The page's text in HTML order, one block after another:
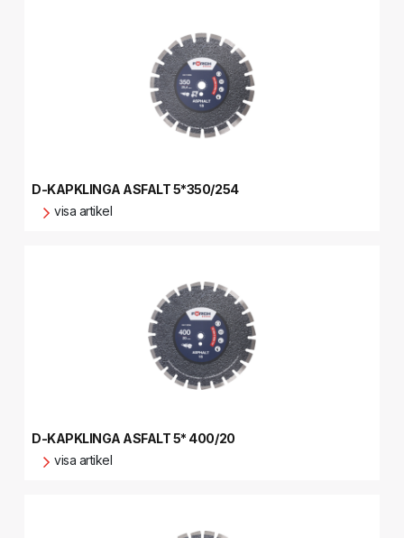
D-KAPKLINGA ASFALT 5*350/254
visa artikel
D-KAPKLINGA ASFALT 5* 400/20
visa artikel